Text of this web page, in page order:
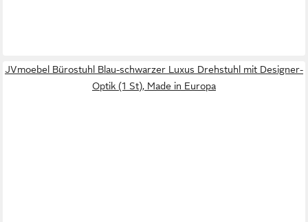
JVmoebel Bürostuhl Blau-schwarzer Luxus Drehstuhl mit Designer-
Optik (1 St), Made in Europa